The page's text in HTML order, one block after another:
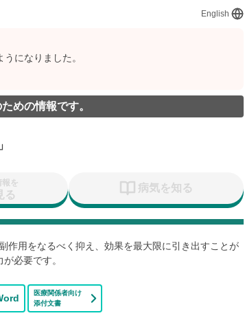
English
になりました。
めの情報です。
報を
る
病気を知る
作用をなるべく抑え、効果を最大限に引き出すことが
必要です。
医療関係者向け
添付文書